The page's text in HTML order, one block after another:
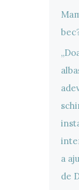
a
de